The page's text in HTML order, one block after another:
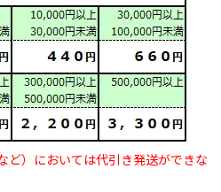
ど）においては代引き発送ができな